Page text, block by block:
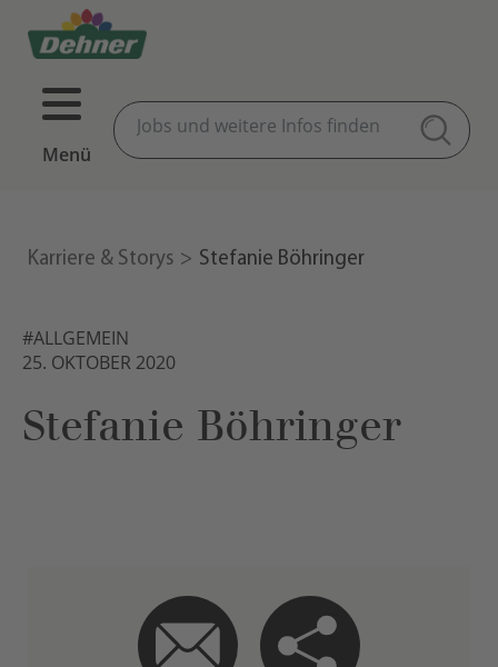
Menü
Karriere & Storys Stefanie Böhringer
#ALLGEMEIN
25. OKTOBER 2020
Stefanie Böhringer